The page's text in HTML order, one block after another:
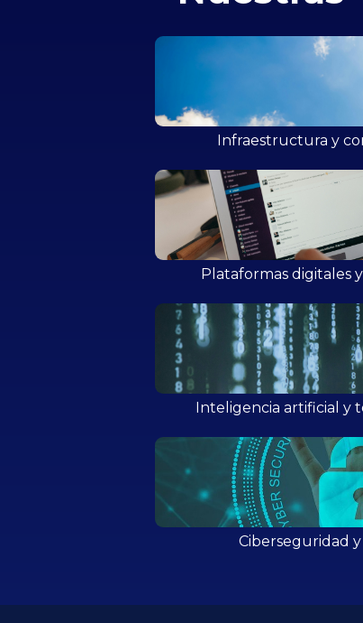
Infraestructura y
Plataformas digitales
Inteligencia artificial y
Ciberseguridad